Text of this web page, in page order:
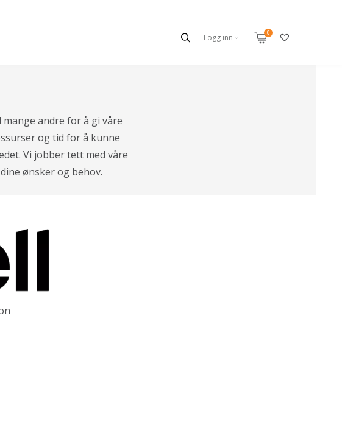
Logg inn
andre for å gi våre
og tid for å kunne
Vi jobber tett med våre
ønsker og behov.